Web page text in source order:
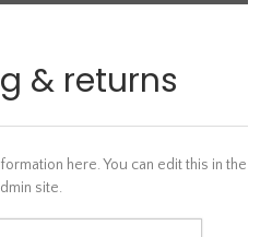
& returns
here. You can edit this in the
site.